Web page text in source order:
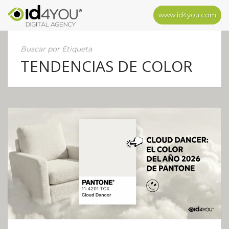
www.id4you.com
Buscar por Etiqueta
TENDENCIAS DE COLOR